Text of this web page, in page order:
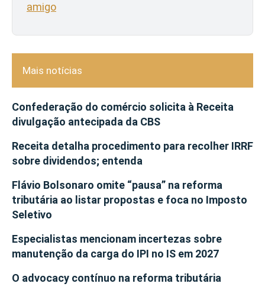
amigo
Mais notícias
Confederação do comércio solicita à Receita
divulgação antecipada da CBS
Receita detalha procedimento para recolher IRRF
sobre dividendos; entenda
Flávio Bolsonaro omite “pausa” na reforma
tributária ao listar propostas e foca no Imposto
Seletivo
Especialistas mencionam incertezas sobre
manutenção da carga do IPI no IS em 2027
O advocacy contínuo na reforma tributária